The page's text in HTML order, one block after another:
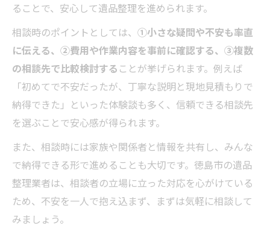
ることで、安心して遺品整理を進められます。
相談時のポイントとしては、 ①小さな疑問や不安も率直
に伝える、②費用や作業内容を事前に確認する、③複数
の相談先で比較検討する ことが挙げられます。例えば
「初めてで不安だったが、丁寧な説明と現地見積もりで
納得できた」といった体験談も多く、信頼できる相談先
を選ぶことで安心感が得られます。
また、相談時には家族や関係者と情報を共有し、みんな
で納得できる形で進めることも大切です。徳島市の遺品
整理業者は、相談者の立場に立った対応を心がけている
ため、不安を一人で抱え込まず、まずは気軽に相談して
みましょう。